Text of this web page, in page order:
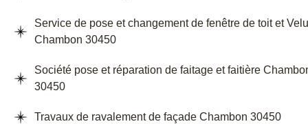
Service de pose et changement de fenêtre de toit et
Chambon 30450
Société pose et réparation de faitage et faitière
30450
Travaux de ravalement de façade Chambon 30450